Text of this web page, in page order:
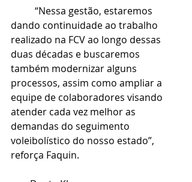
dando continuidade ao trabalho
realizado na FCV ao longo dessas
duas décadas e buscaremos
também modernizar alguns
processos, assim como ampliar a
equipe de colaboradores visando
atender cada vez melhor as
demandas do seguimento
voleibolístico do nosso estado”,
reforça Faquin.